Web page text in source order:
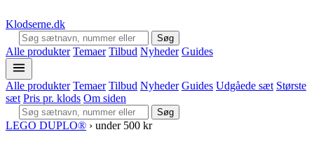
Klodserne.dk
Søg
Alle produkter Temaer Tilbud Nyheder Guides
Alle produkter Temaer Tilbud Nyheder Guides Udgåede sæt Største
sæt Pris pr. klods Om siden
Søg
LEGO DUPLO® › under 500 kr